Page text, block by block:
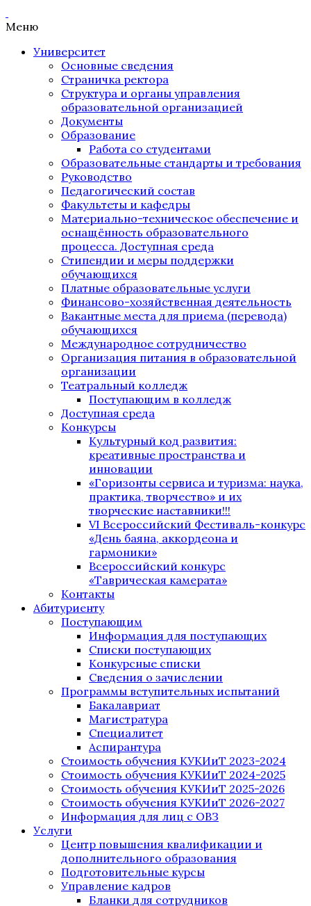
Меню
Университет
Основные сведения
Страничка ректора
Структура и органы управления
образовательной организацией
Документы
Образование
Работа со студентами
Образовательные стандарты и требования
Руководство
Педагогический состав
Факультеты и кафедры
Материально-техническое обеспечение и
оснащённость образовательного
процесса. Доступная среда
Стипендии и меры поддержки
обучающихся
Платные образовательные услуги
Финансово-хозяйственная деятельность
Вакантные места для приема (перевода)
обучающихся
Международное сотрудничество
Организация питания в образовательной
организации
Театральный колледж
Поступающим в колледж
Доступная среда
Конкурсы
Культурный код развития:
креативные пространства и
инновации
«Горизонты сервиса и туризма: наука,
практика, творчество» и их
творческие наставники!!!
VI Всероссийский Фестиваль-конкурс
«День баяна, аккордеона и
гармоники»
Всероссийский конкурс
«Таврическая камерата»
Контакты
Абитуриенту
Поступающим
Информация для поступающих
Списки поступающих
Конкурсные списки
Сведения о зачислении
Программы вступительных испытаний
Бакалавриат
Магистратура
Специалитет
Аспирантура
Стоимость обучения КУКИиТ 2023-2024
Стоимость обучения КУКИиТ 2024-2025
Стоимость обучения КУКИиТ 2025-2026
Стоимость обучения КУКИиТ 2026-2027
Информация для лиц с ОВЗ
Услуги
Центр повышения квалификации и
дополнительного образования
Подготовительные курсы
Управление кадров
Бланки для сотрудников